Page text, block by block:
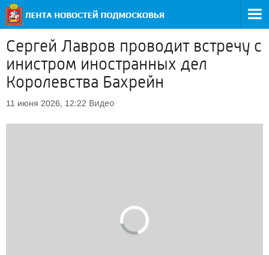
Сергей Лавров проводит встречу с
инистром иностранных дел
Королевства Бахрейн
11 июня 2026, 12:22 Видео